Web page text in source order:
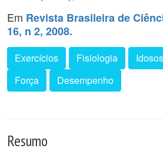
Em Revista Brasileira de
16, n 2, 2008.
Exercícios Fisiologia Idosos
Força
Desempenho
Resumo